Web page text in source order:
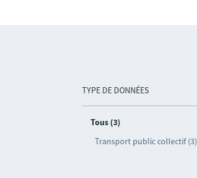
TYPE DE DONNÉES
Tous (3)
Transport public collectif (3)